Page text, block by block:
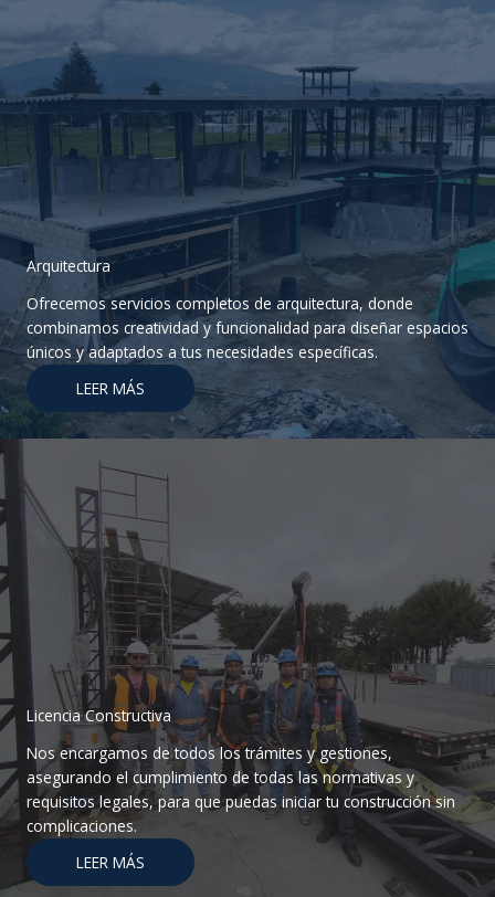
Arquitectura
Ofrecemos servicios completos de arquitectura, donde
combinamos creatividad y funcionalidad para diseñar espacios
únicos y adaptados a tus necesidades específicas.
LEER MÁS
Licencia Constructiva
Nos encargamos de todos los trámites y gestiones,
asegurando el cumplimiento de todas las normativas y
requisitos legales, para que puedas iniciar tu construcción sin
complicaciones.
LEER MÁS